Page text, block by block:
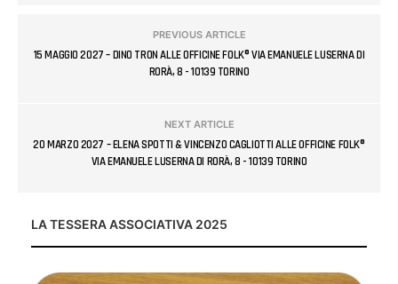
PREVIOUS ARTICLE
15 MAGGIO 2027 – DINO TRON ALLE OFFICINE FOLK® VIA EMANUELE LUSERNA DI
RORÀ, 8 - 10139 TORINO
NEXT ARTICLE
20 MARZO 2027 – ELENA SPOTTI & VINCENZO CAGLIOTTI ALLE OFFICINE FOLK®
VIA EMANUELE LUSERNA DI RORÀ, 8 - 10139 TORINO
LA TESSERA ASSOCIATIVA 2025